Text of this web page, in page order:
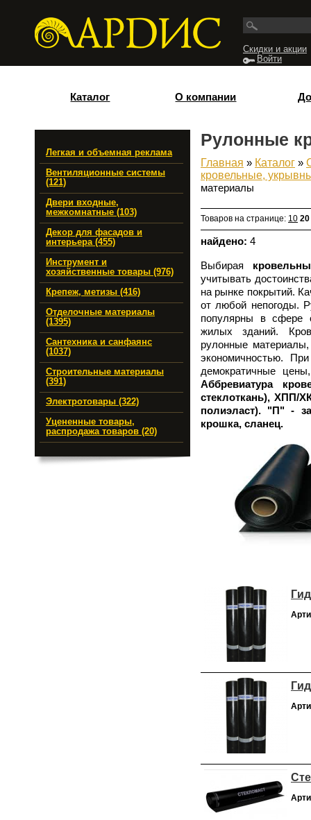
Скидки и акции
Войти
Каталог О компании
Легкая и объемная реклама
Вентиляционные системы
(121)
Двери входные,
межкомнатные (103)
Декор для фасадов и
интерьера (455)
Инструмент и
хозяйственные товары (976)
Крепеж, метизы (416)
Отделочные материалы
(1395)
Сантехника и санфаянс
(1037)
Строительные материалы
(391)
Электротовары (322)
Уцененные товары,
распродажа товаров (20)
Рулонные
Вы здесь
Главная » Каталог »
кровельные,
материалы
Товаров на странице: 10 20
найдено: 4
Выбирая
учитывать
на рынке покрытий.
от любой непогоды.
популярны в сфере
жилых зданий.
рулонные
экономичностью.
демократичные
Аббревиатура
стеклоткань), ХПП/
полиэласт). "П" -
крошка, сланец.